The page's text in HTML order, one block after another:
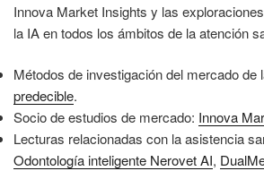
Innova Market Insights y las
la IA en todos los ámbitos de la atención
Métodos de investigación del mercado de
predecible.
Socio de estudios de mercado: Innova
Lecturas relacionadas con la asistencia
Odontología inteligente Nerovet AI,